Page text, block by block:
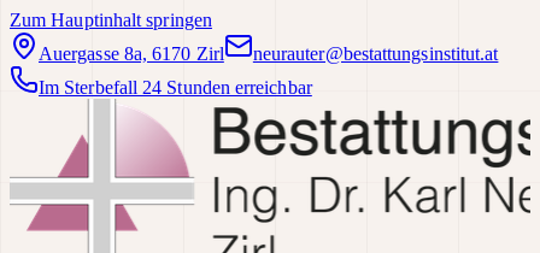
Zum Hauptinhalt springen
Auergasse 8a, 6170 Zirl
neurauter@bestattungsinstitut.at
Im Sterbefall 24 Stunden erreichbar